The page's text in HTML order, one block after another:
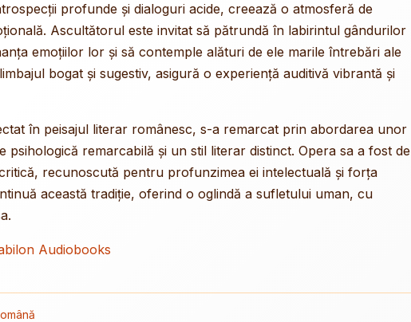
profunde și dialoguri acide, creează o atmosferă de
Ascultătorul este invitat să pătrundă în labirintul gândurilor
emoțiilor lor și să contemple alături de ele marile întrebări ale
bogat și sugestiv, asigură o experiență auditivă vibrantă și
în peisajul literar românesc, s-a remarcat prin abordarea unor
psihologică remarcabilă și un stil literar distinct. Opera sa a fost de
recunoscută pentru profunzimea ei intelectuală și forța
această tradiție, oferind o oglindă a sufletului uman, cu
Audiobooks